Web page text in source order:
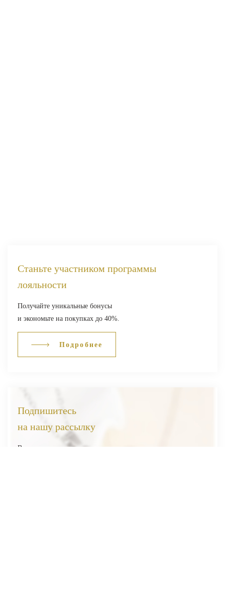
Станьте участником программы
лояльности
Получайте уникальные бонусы
и экономьте на покупках до 40%.
Подробнее
Подпишитесь
на нашу рассылку
Вы первыми узнаете о наших новинках, скидках и акциях